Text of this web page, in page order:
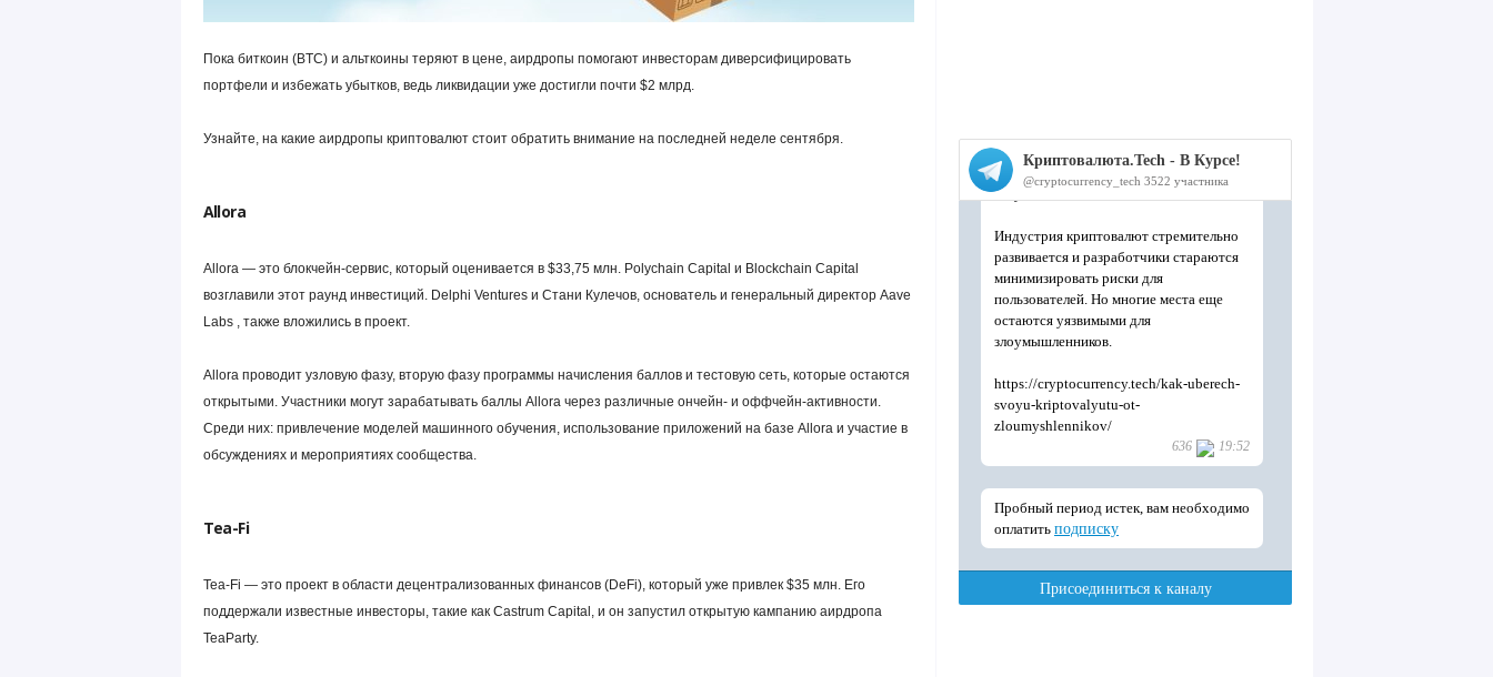
Пока биткоин (BTC) и альткоины теряют в цене, аирдропы помогают инвесторам диверсифицировать
портфели и избежать убытков, ведь ликвидации уже достигли почти $2 млрд.
Узнайте, на какие аирдропы криптовалют стоит обратить внимание на последней неделе сентября.
Allora
Allora — это блокчейн-сервис, который оценивается в $33,75 млн. Polychain Capital и Blockchain Capital
возглавили этот раунд инвестиций. Delphi Ventures и Стани Кулечов, основатель и генеральный директор Aave
Labs , также вложились в проект.
Allora проводит узловую фазу, вторую фазу программы начисления баллов и тестовую сеть, которые остаются
открытыми. Участники могут зарабатывать баллы Allora через различные ончейн- и оффчейн-активности.
Среди них: привлечение моделей машинного обучения, использование приложений на базе Allora и участие в
обсуждениях и мероприятиях сообщества.
Tea-Fi
Tea-Fi — это проект в области децентрализованных финансов (DeFi), который уже привлек $35 млн. Его
поддержали известные инвесторы, такие как Castrum Capital, и он запустил открытую кампанию аирдропа
TeaParty.